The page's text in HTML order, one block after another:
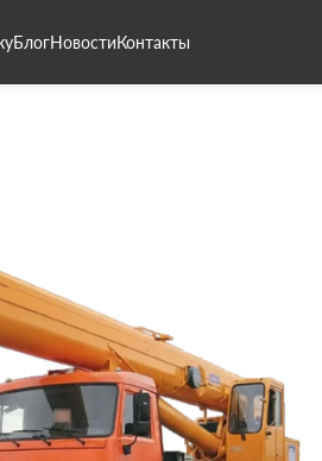
БлогНовостиКонтакты